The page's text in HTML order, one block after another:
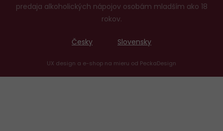
predaja alkoholických nápojov osobám mladším ako 18
rokov.
Česky Slovensky
UX design a e-shop na mieru od PeckaDesign